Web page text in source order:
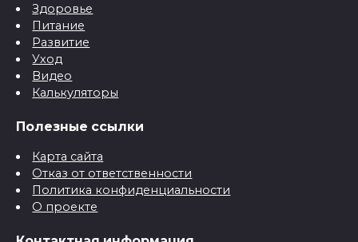
Здоровье
Питание
Развитие
Уход
Видео
Калькуляторы
Полезные ссылки
Карта сайта
Отказ от ответственности
Политика конфиденциальности
О проекте